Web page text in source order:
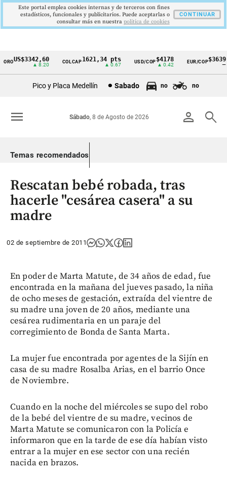
Cintillo
Colombia
US$3342,60
▲ 8.20
COLCAP1621,34 pts
▲ 0.67
USD/COP$4178
▲ 0.42
EUR/COP$3639
Pico y Placa Medellín Sabado no no
person search
Sábado, 8 de Agosto de 2026
menu
Temas recomendados
Rescatan bebé robada, tras
hacerle "cesárea casera" a su
madre
02 de septiembre de 2011
En poder de Marta Matute, de 34 años de edad, fue
encontrada en la mañana del jueves pasado, la niña
de ocho meses de gestación, extraída del vientre de
su madre una joven de 20 años, mediante una
cesárea rudimentaria en un paraje del
corregimiento de Bonda de Santa Marta.
La mujer fue encontrada por agentes de la Sijín en
casa de su madre Rosalba Arias, en el barrio Once
de Noviembre.
Cuando en la noche del miércoles se supo del robo
de la bebé del vientre de su madre, vecinos de
Marta Matute se comunicaron con la Policía e
informaron que en la tarde de ese día habían visto
entrar a la mujer en ese sector con una recién
nacida en brazos.
Este portal emplea cookies internas y de terceros con fines
estadísticos, funcionales y publicitarios. Puede aceptarlas o
consultar más en nuestra politica de cookies
CONTINUAR